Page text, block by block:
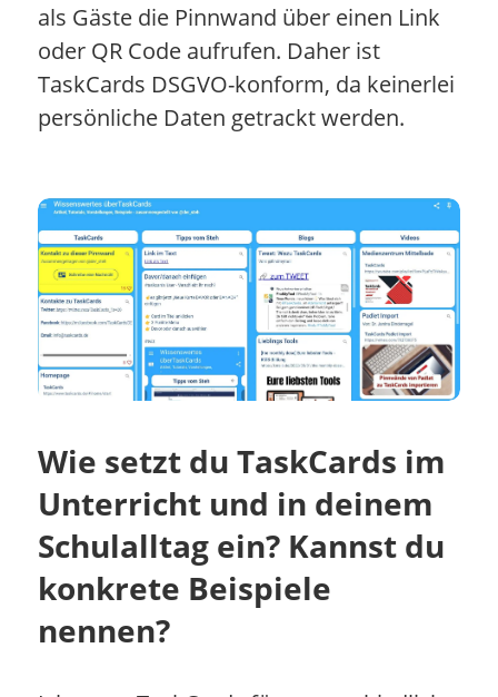
als Gäste die Pinnwand über einen Link
oder QR Code aufrufen. Daher ist
TaskCards DSGVO-konform, da keinerlei
persönliche Daten getrackt werden.
Wie setzt du TaskCards im
Unterricht und in deinem
Schulalltag ein? Kannst du
konkrete Beispiele
nennen?